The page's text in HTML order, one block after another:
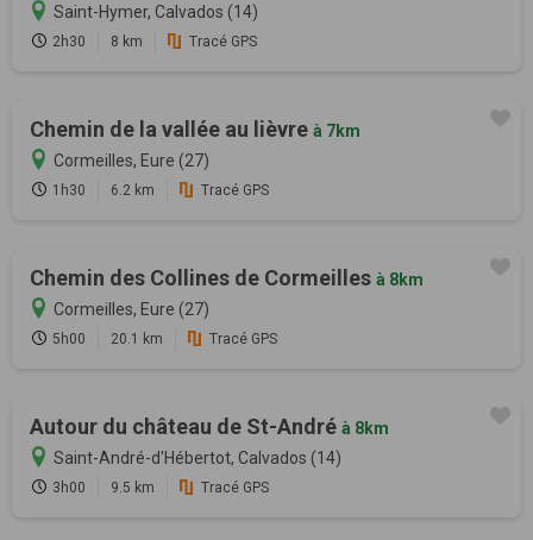
Saint-Hymer, Calvados (14)
2h30 8 km Tracé GPS
Chemin de la vallée au lièvre à 7km
Cormeilles, Eure (27)
1h30 6.2 km Tracé GPS
Chemin des Collines de Cormeilles à 8km
Cormeilles, Eure (27)
5h00 20.1 km Tracé GPS
Autour du château de St-André à 8km
Saint-André-d'Hébertot, Calvados (14)
3h00 9.5 km Tracé GPS